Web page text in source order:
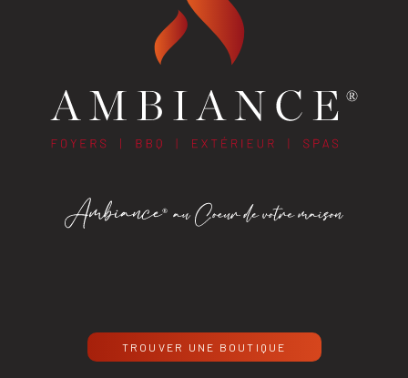
TROUVER UNE BOUTIQUE